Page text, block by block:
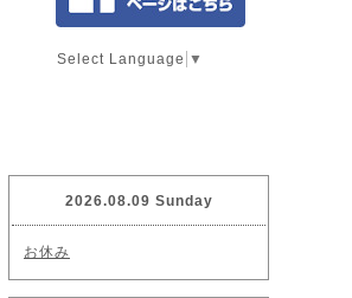
Select Language ▼
2026.08.09 Sunday
お休み